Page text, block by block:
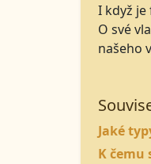
I když
O své
našeho
Jaké
K čemu